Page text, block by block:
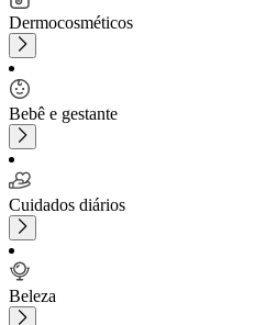
Dermocosméticos
Bebê e gestante
Cuidados diários
Beleza